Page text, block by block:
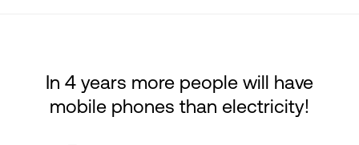
In 4 years more people will have
mobile phones than electricity!